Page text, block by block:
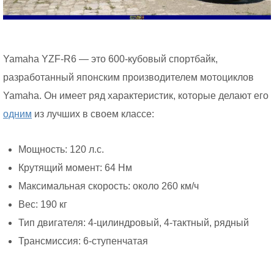
Yamaha YZF-R6 — это 600-кубовый спортбайк,
разработанный японским производителем мотоциклов
Yamaha. Он имеет ряд характеристик, которые делают его
одним из лучших в своем классе:
Мощность: 120 л.с.
Крутящий момент: 64 Нм
Максимальная скорость: около 260 км/ч
Вес: 190 кг
Тип двигателя: 4-цилиндровый, 4-тактный, рядный
Трансмиссия: 6-ступенчатая